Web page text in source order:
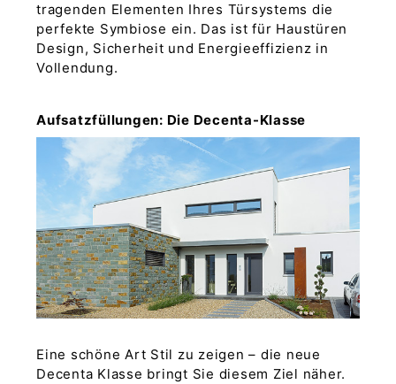
tragenden Elementen Ihres Türsystems die
perfekte Symbiose ein. Das ist für Haustüren
Design, Sicherheit und Energieeffizienz in
Vollendung.
Aufsatzfüllungen: Die Decenta-Klasse
Eine schöne Art Stil zu zeigen – die neue
Decenta Klasse bringt Sie diesem Ziel näher.